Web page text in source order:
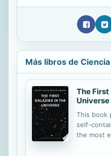
Más libros de Ciencia
The First
Universe
This book
self-
the most